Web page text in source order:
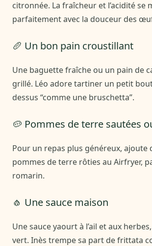
citronnée. La fraîcheur et l’acidité se
parfaitement avec la douceur des
🥖 Un bon pain croustillant
Une baguette fraîche ou un pain de
grillé. Léo adore tartiner un petit
dessus “comme une bruschetta”.
🥔 Pommes de terre sautées
Pour un repas plus généreux, ajoute
pommes de terre rôties au Airfryer,
romarin.
🧄 Une sauce maison
Une sauce yaourt à l’ail et aux
vert. Inès trempe sa part de frittata